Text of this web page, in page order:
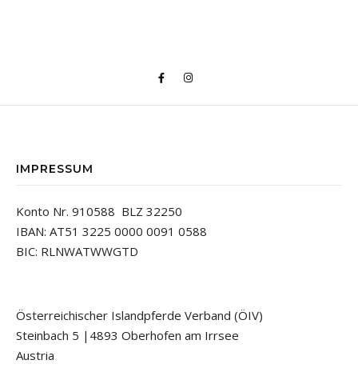
IMPRESSUM
Konto Nr. 910588 BLZ 32250
IBAN: AT51 3225 0000 0091 0588
BIC: RLNWATWWGTD
Österreichischer Islandpferde Verband (ÖIV)
Steinbach 5 |4893 Oberhofen am Irrsee
Austria